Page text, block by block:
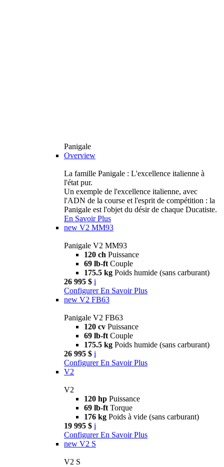
Panigale
Overview
La famille Panigale : L'excellence italienne à
l'état pur.
Un exemple de l'excellence italienne, avec
l'ADN de la course et l'esprit de compétition : la
Panigale est l'objet du désir de chaque Ducatiste.
En Savoir Plus
new V2 MM93
Panigale V2 MM93
120 ch Puissance
69 lb-ft Couple
175.5 kg Poids humide (sans carburant)
26 995 $ i
Configurer En Savoir Plus
new V2 FB63
Panigale V2 FB63
120 cv Puissance
69 lb-ft Couple
175.5 kg Poids humide (sans carburant)
26 995 $ i
Configurer En Savoir Plus
V2
V2
120 hp Puissance
69 lb-ft Torque
176 kg Poids à vide (sans carburant)
19 995 $ i
Configurer En Savoir Plus
new V2 S
V2 S